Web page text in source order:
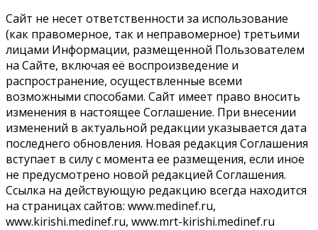
Сайт не несет ответственности за использование
(как правомерное, так и неправомерное) третьими
лицами Информации, размещенной Пользователем
на Сайте, включая её воспроизведение и
распространение, осуществленные всеми
возможными способами. Сайт имеет право вносить
изменения в настоящее Соглашение. При внесении
изменений в актуальной редакции указывается дата
последнего обновления. Новая редакция Соглашения
вступает в силу с момента ее размещения, если иное
не предусмотрено новой редакцией Соглашения.
Ссылка на действующую редакцию всегда находится
на страницах сайтов: www.medinef.ru,
www.kirishi.medinef.ru, www.mrt-kirishi.medinef.ru